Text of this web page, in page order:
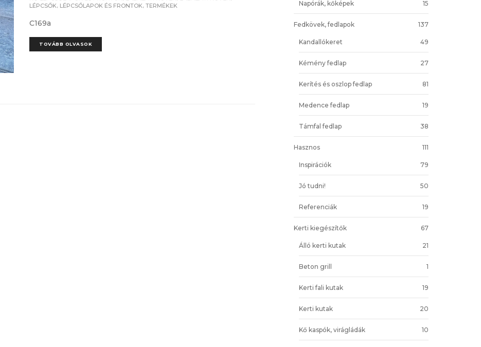
LÉPCSŐK LÉPCSŐLAPOK ÉS FRONTOK ,TERMÉKEK
C169a
TOVÁBB OLVASOK
Napórák, kőképek 15
Fedkövek, fedlapok 137
Kandallókeret 49
Kémény fedlap 27
Kerítés és oszlop fedlap 81
Medence fedlap 19
Támfal fedlap 38
Hasznos 111
Inspirációk 79
Jó tudni! 50
Referenciák 19
Kerti kiegészítők 67
Álló kerti kutak 21
Beton grill 1
Kerti fali kutak 19
Kerti kutak 20
Kő kaspók, virágládák 10